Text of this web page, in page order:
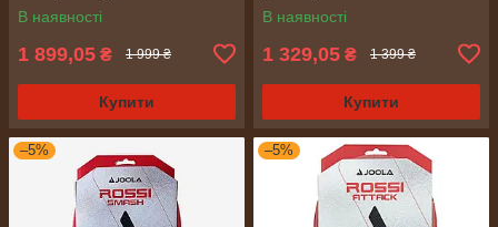
В наявності
1 899,05 ₴ 1 999 ₴
Купити
В наявності
1 329,05 ₴ 1 399 ₴
Купити
–5% –5%